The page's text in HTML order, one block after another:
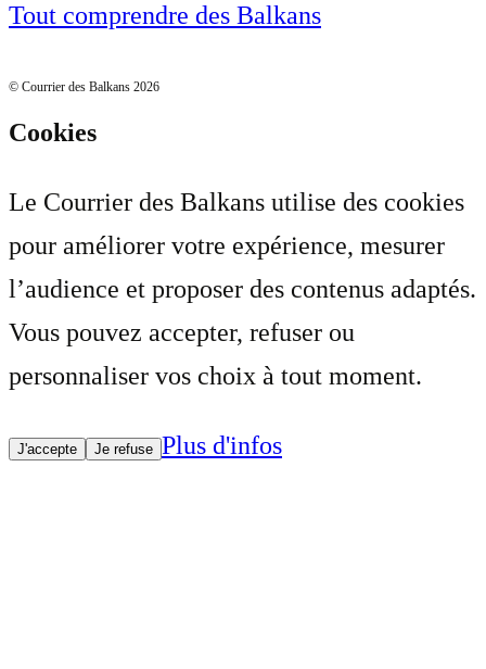
Tout comprendre des Balkans
© Courrier des Balkans 2026
Cookies
Le Courrier des Balkans utilise des cookies
pour améliorer votre expérience, mesurer
l’audience et proposer des contenus adaptés.
Vous pouvez accepter, refuser ou
personnaliser vos choix à tout moment.
J'accepte Je refuse Plus d'infos